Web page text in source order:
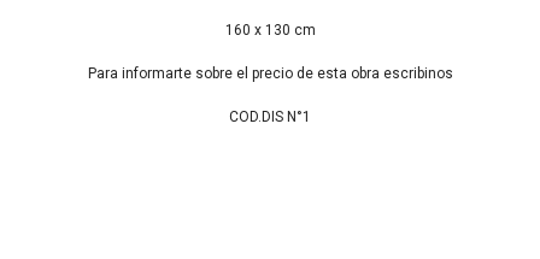
160 x 130 cm
Para informarte sobre el precio de esta obra escribinos
COD.DIS N°1